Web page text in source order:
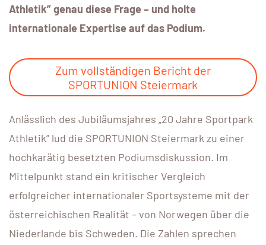
Athletik” genau diese Frage – und holte
internationale Expertise auf das Podium.
Zum vollständigen Bericht der
SPORTUNION Steiermark
Anlässlich des Jubiläumsjahres „20 Jahre Sportpark
Athletik” lud die SPORTUNION Steiermark zu einer
hochkarätig besetzten Podiumsdiskussion. Im
Mittelpunkt stand ein kritischer Vergleich
erfolgreicher internationaler Sportsysteme mit der
österreichischen Realität – von Norwegen über die
Niederlande bis Schweden. Die Zahlen sprechen